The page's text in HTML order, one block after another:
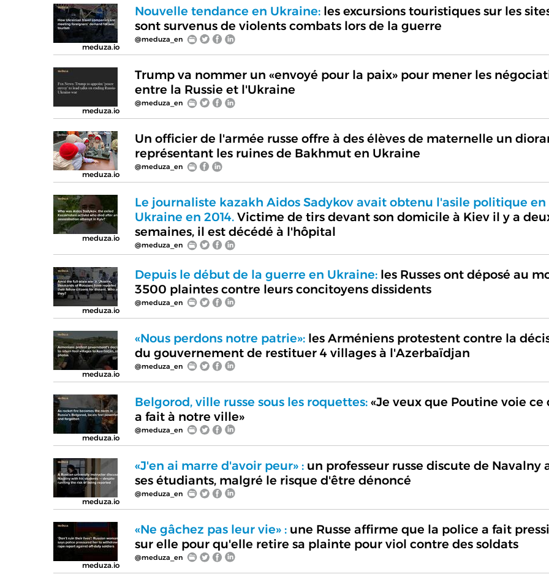
meduza.io
Nouvelle tendance en Ukraine:les excursions touristiques sur les
sont survenus de violents combats lors de la guerre
@meduza_en
meduza.io
Trump va nommer un «envoyé pour la paix» pour mener les
entre la Russie et l'Ukraine
@meduza_en
meduza.io
Un officier de l'armée russe offre à des élèves de maternelle un
représentant les ruines de Bakhmut en Ukraine
@meduza_en
meduza.io
Le journaliste kazakh Aidos Sadykov avait obtenu l'asile politique en
Ukraine en 2014.Victime de tirs devant son domicile à Kiev il y a
semaines, il est décédé à l'hôpital
@meduza_en
meduza.io
Depuis le début de la guerre en Ukraine:les Russes ont déposé au
3500 plaintes contre leurs concitoyens dissidents
@meduza_en
meduza.io
«Nous perdons notre patrie»:les Arméniens protestent contre la
du gouvernement de restituer 4 villages à l'Azerbaïdjan
@meduza_en
meduza.io
Belgorod, ville russe sous les roquettes:«Je veux que Poutine voie ce
a fait à notre ville»
@meduza_en
meduza.io
«J'en ai marre d'avoir peur» :un professeur russe discute de Navalny
ses étudiants, malgré le risque d'être dénoncé
@meduza_en
meduza.io
«Ne gâchez pas leur vie» :une Russe affirme que la police a fait
sur elle pour qu'elle retire sa plainte pour viol contre des soldats
@meduza_en